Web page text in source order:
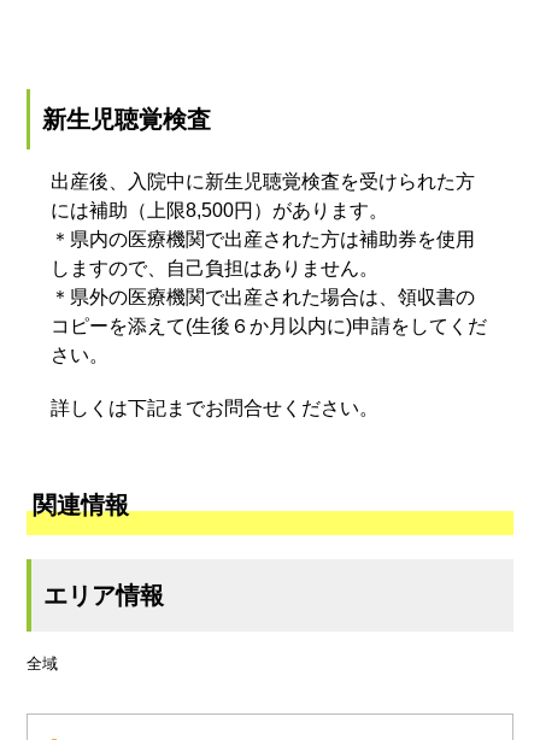
新生児聴覚検査
出産後、入院中に新生児聴覚検査を受けられた方
には補助（上限8,500円）があります。
＊県内の医療機関で出産された方は補助券を使用
しますので、自己負担はありません。
＊県外の医療機関で出産された場合は、領収書の
コピーを添えて(生後６か月以内に)申請をしてくだ
さい。
詳しくは下記までお問合せください。
関連情報
エリア情報
全域